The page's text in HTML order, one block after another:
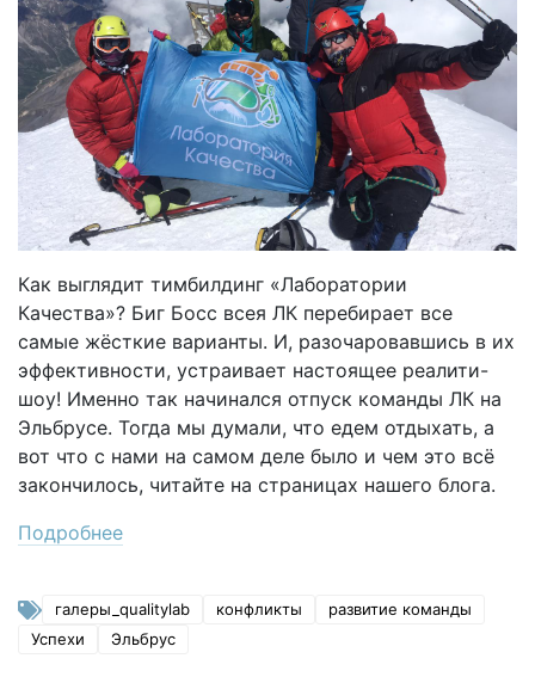
Как выглядит тимбилдинг «Лаборатории
Качества»? Биг Босс всея ЛК перебирает все
самые жёсткие варианты. И, разочаровавшись в их
эффективности, устраивает настоящее реалити-
шоу! Именно так начинался отпуск команды ЛК на
Эльбрусе. Тогда мы думали, что едем отдыхать, а
вот что с нами на самом деле было и чем это всё
закончилось, читайте на страницах нашего блога.
Подробнее
галеры_qualitylab конфликты
развитие команды
Успехи
Эльбрус